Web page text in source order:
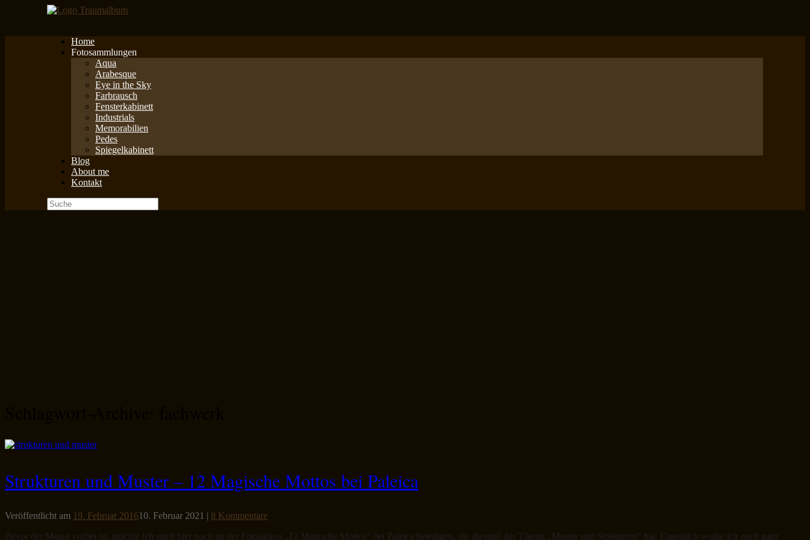
Home
Fotosammlungen
Aqua
Arabesque
Eye in the Sky
Farbrausch
Fensterkabinett
Industrials
Memorabilien
Pedes
Spiegelkabinett
Blog
About me
Kontakt
Suche
nach:
Strukturen und Muster – 12 Magische Mottos bei Paleica
Veröffentlicht am 19. Februar 201610. Februar 2021 | 8 Kommentare
Bevor der Monat vorbei ist, möchte ich mich hier noch an der Fotoaktion „12 Magische Mottos“ bei Paleica beteiligen, die diesmal das Thema „Muster und Strukturen“ hat. Eigentlich wollte ich euch ganz